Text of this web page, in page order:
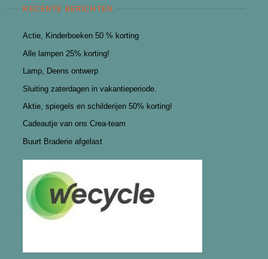
RECENTE BERICHTEN
Actie, Kinderboeken 50 % korting
Alle lampen 25% korting!
Lamp, Deens ontwerp
Sluiting zaterdagen in vakantieperiode.
Aktie, spiegels en schilderijen 50% korting!
Cadeautje van ons Crea-team
Buurt Braderie afgelast